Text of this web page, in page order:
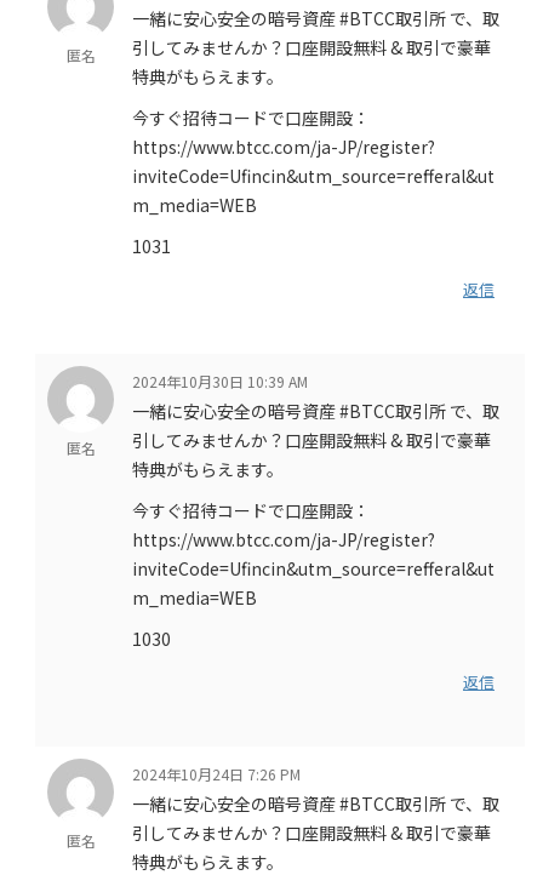
匿名
一緒に安心安全の暗号資産 #BTCC取引所 で、取
引してみませんか？口座開設無料 & 取引で豪華
特典がもらえます。
今すぐ招待コードで口座開設：
https://www.btcc.com/ja-JP/register?
inviteCode=Ufincin&utm_source=refferal&ut
m_media=WEB
1031
返信
匿名
2024年10月30日 10:39 AM
一緒に安心安全の暗号資産 #BTCC取引所 で、取
引してみませんか？口座開設無料 & 取引で豪華
特典がもらえます。
今すぐ招待コードで口座開設：
https://www.btcc.com/ja-JP/register?
inviteCode=Ufincin&utm_source=refferal&ut
m_media=WEB
1030
返信
匿名
2024年10月24日 7:26 PM
一緒に安心安全の暗号資産 #BTCC取引所 で、取
引してみませんか？口座開設無料 & 取引で豪華
特典がもらえます。